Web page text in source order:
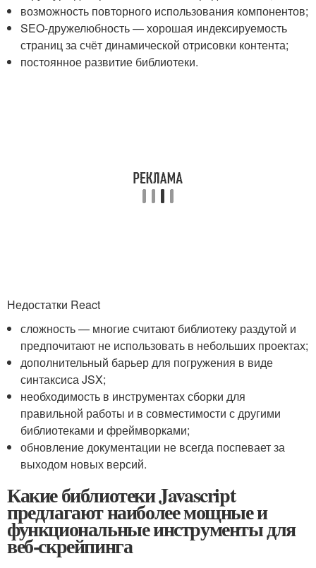
возможность повторного использования компонентов;
SEO-дружелюбность — хорошая индексируемость
страниц за счёт динамической отрисовки контента;
постоянное развитие библиотеки.
Недостатки React
сложность — многие считают библиотеку раздутой и
предпочитают не использовать в небольших проектах;
дополнительный барьер для погружения в виде
синтаксиса JSX;
необходимость в инструментах сборки для
правильной работы и в совместимости с другими
библиотеками и фреймворками;
обновление документации не всегда поспевает за
выходом новых версий.
Какие библиотеки Javascript
предлагают наиболее мощные и
функциональные инструменты для
веб-скрейпинга